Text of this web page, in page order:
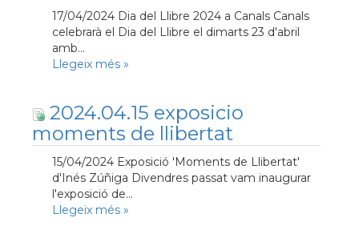
17/04/2024 Dia del Llibre 2024 a Canals Canals
celebrarà el Dia del Llibre el dimarts 23 d'abril
amb...
Llegeix més »
2024.04.15 exposicio
moments de llibertat
15/04/2024 Exposició 'Moments de Llibertat'
d'Inés Zúñiga Divendres passat vam inaugurar
l'exposició de...
Llegeix més »